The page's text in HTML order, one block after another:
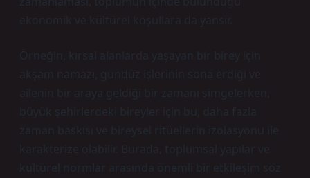
ekonomik ve kültürel koşullara da yansır.
Örneğin, kırsal alanlarda yaşayan bir birey için
akşam namazı, gündüz işlerinin sona erdiği ve
ailenin bir araya geldiği bir zamanı simgelerken,
büyük şehirlerdeki bireyler için bu, daha fazla
zaman baskısı ve bireysel ritüellerin izolasyonu ile
karakterize olabilir. Burada, toplumsal yapılar ve
kültürel normlar arasında önemli bir etkileşim söz